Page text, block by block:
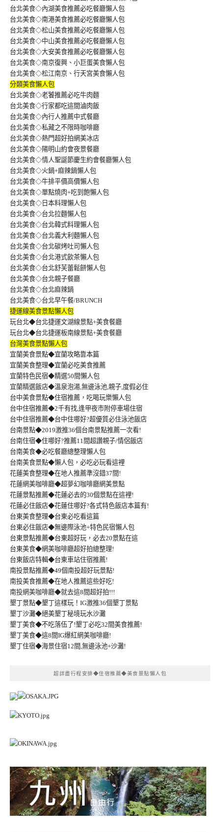
台北美食◇內湖美食推薦必吃餐廳懶人包
台北美食◇南港美食推薦必吃餐廳懶人包
台北美食◇松山美食推薦必吃餐廳懶人包
台北美食◇中山美食推薦必吃餐廳懶人包
台北美食◇大安美食推薦必吃餐廳懶人包
台北美食◇南京復興、小巨蛋美食懶人包
台北美食◇松江南京、行天宮美食懶人包
分類美食懶人包
台北美食◇老饕推薦必吃牛肉麵
台北美食◇行家都吃這間滷肉飯
台北美食◇內行人推薦中式餐廳
台北美食◇私藏之不限時咖啡廳
台北美食◇熱門超好拍網美冰店
台北美食◇陽明山約會夜景餐廳
台北美食◇情人聖誕節慶生約會餐廳懶人包
台北美食◇火鍋+麻辣鍋懶人包
台北美食◇牛排平價高價懶人包
台北美食◇單點燒肉+吃到飽懶人包
台北美食◇日本料理懶人包
台北美食◇台北拉麵懶人包
台北美食◇台北韓式料理懶人包
台北美食◇台北義大利麵懶人包
台北美食◇台北碳烤吐司懶人包
台北美食◇台北港式飲茶懶人包
台北美食◇台北舒芙蕾鬆餅懶人包
台北美食◇台北親子餐廳
台北美食◇台北麻辣鍋
台北美食◇台北早午餐/BRUNCH
捷運線美食景點懶人包
玩台北◆台北捷運文湖線景點+美食餐廳
玩台北◆台北捷運板南線景點+美食餐廳
台灣美食景點懶人包
宜蘭美食景點◆宜蘭攻略靠本篇
宜蘭美食整理◆宜蘭必吃美食推薦
宜蘭特色民宿◆精選50間懶人包
宜蘭精選飯店◆溫泉泡湯,無邊泳池,親子,度假必住
台中美食景點◆住宿推薦，吃喝玩樂懶人包
台中住宿推薦◆2千有找,逢甲夜市附停車場住宿
台中住宿推薦◆台中住哪好?超優質必住泳池飯店
台南景點◆2019激推36個台南景點推薦一次看!
台南住宿◆住哪好?推薦11間超讚親子/情侶飯店
台南美食◆必吃餐廳總整理懶人包
台南美食景點◆懶人包，必吃必玩看這裡
花蓮美食整理◆在地人推薦準沒錯37間!
花蓮網美咖啡廳◆超夢幻咖啡廳網美景點
花蓮景點推薦◆花蓮必去的30個景點在這裡!
花蓮必住飯店◆花蓮住哪好?各式特色飯店本篇有!
台東美食整理◆台東必吃看這篇
台東必住飯店◆無邊際泳池+特色民宿懶人包
台東景點推薦◆台東超好玩，必去20景點在這
台東美食◆網美咖啡廳超好拍總整理!
台東飯店特輯◆台東車站住宿推薦!
南投景點推薦◆49個南投超好玩景點!
南投美食推薦◆在地人推薦這些好吃!
南投網美咖啡廳◆就去這8間超好拍!!!
墾丁景點◆墾丁這樣玩！IG激推36個墾丁景點
墾丁沙灘◆絕美墾丁秘境玩水沙灘
墾丁美食◆不吃落伍了!墾丁必吃32間美食推薦!
墾丁美食◆這8間IG爆紅網美咖啡廳!
墾丁住宿◆海景住宿12間,無邊泳池+沙灘!
超詳盡行程安排◆住宿推薦◆美食景點懶人包